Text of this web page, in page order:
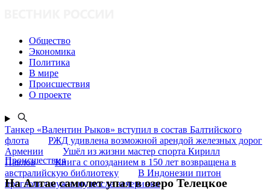
Общество
Экономика
Политика
В мире
Происшествия
О проекте
Танкер «Валентин Рыков» вступил в состав Балтийского
флота
РЖД удивлена возможной арендой железных дорог
Армении
Ушёл из жизни мастер спорта Кирилл
Павлов
Книга с опозданием в 150 лет возвращена в
австралийскую библиотеку
В Индонезии питон
проглотил мужчину после вечеринки
Происшествия
На Алтае самолет упал в озеро Телецкое